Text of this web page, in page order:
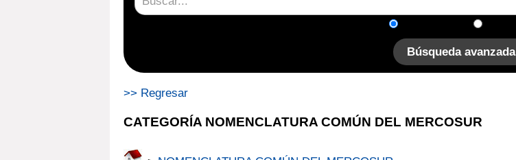
Búsqueda avanzada
>> Regresar
CATEGORÍA NOMENCLATURA COMÚN DEL MERCOSUR